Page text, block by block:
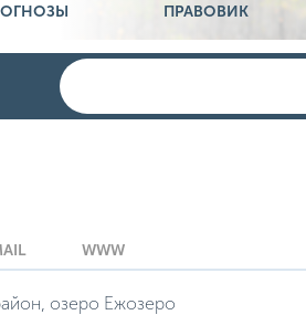
ПРАВОВИК
WWW
озеро Ежозеро